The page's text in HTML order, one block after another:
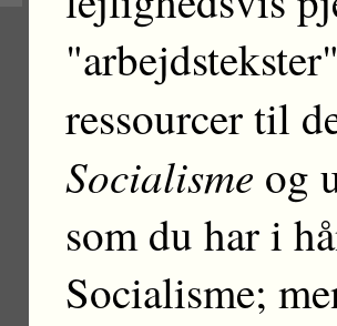
ressourcer til
Socialisme og
som du har i
Socialisme;